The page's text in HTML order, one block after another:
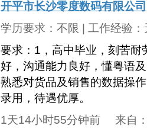
开平市长沙零度数码有限公司
学历要求： 不限 | 工作经验：
要求：1，高中毕业，刻苦
好，沟通能力良好，懂粤语
熟悉对货品及销售的数据操
录用，待遇优厚。
1天14小时55分钟前 来自